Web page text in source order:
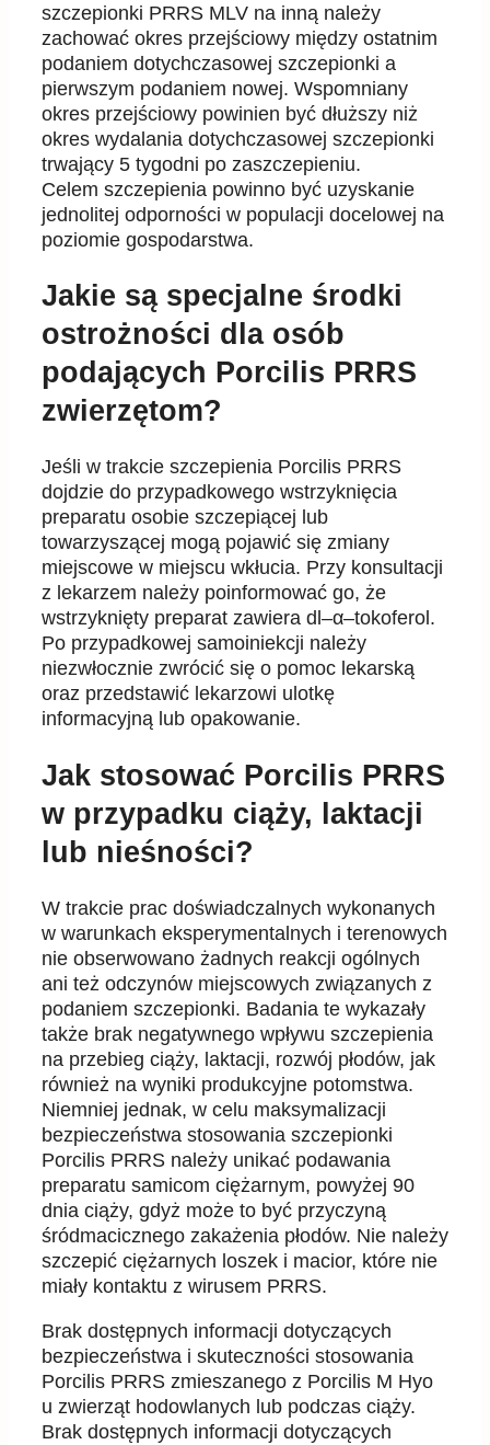
szczepionki PRRS MLV na inną należy
zachować okres przejściowy między ostatnim
podaniem dotychczasowej szczepionki a
pierwszym podaniem nowej. Wspomniany
okres przejściowy powinien być dłuższy niż
okres wydalania dotychczasowej szczepionki
trwający 5 tygodni po zaszczepieniu.
Celem szczepienia powinno być uzyskanie
jednolitej odporności w populacji docelowej na
poziomie gospodarstwa.
Jakie są specjalne środki
ostrożności dla osób
podających Porcilis PRRS
zwierzętom?
Jeśli w trakcie szczepienia Porcilis PRRS
dojdzie do przypadkowego wstrzyknięcia
preparatu osobie szczepiącej lub
towarzyszącej mogą pojawić się zmiany
miejscowe w miejscu wkłucia. Przy konsultacji
z lekarzem należy poinformować go, że
wstrzyknięty preparat zawiera dl –α–tokoferol.
Po przypadkowej samoiniekcji należy
niezwłocznie zwrócić się o pomoc lekarską
oraz przedstawić lekarzowi ulotkę
informacyjną lub opakowanie.
Jak stosować Porcilis PRRS
w przypadku ciąży, laktacji
lub nieśności?
W trakcie prac doświadczalnych wykonanych
w warunkach eksperymentalnych i terenowych
nie obserwowano żadnych reakcji ogólnych
ani też odczynów miejscowych związanych z
podaniem szczepionki. Badania te wykazały
także brak negatywnego wpływu szczepienia
na przebieg ciąży, laktacji, rozwój płodów, jak
również na wyniki produkcyjne potomstwa.
Niemniej jednak, w celu maksymalizacji
bezpieczeństwa stosowania szczepionki
Porcilis PRRS należy unikać podawania
preparatu samicom ciężarnym, powyżej 90
dnia ciąży, gdyż może to być przyczyną
śródmacicznego zakażenia płodów. Nie należy
szczepić ciężarnych loszek i macior, które nie
miały kontaktu z wirusem PRRS.
Brak dostępnych informacji dotyczących
bezpieczeństwa i skuteczności stosowania
Porcilis PRRS zmieszanego z Porcilis M Hyo
u zwierząt hodowlanych lub podczas ciąży.
Brak dostępnych informacji dotyczących